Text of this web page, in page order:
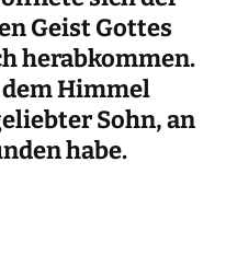
Geist Gottes
herabkommen.
Himmel
Sohn, an
habe.